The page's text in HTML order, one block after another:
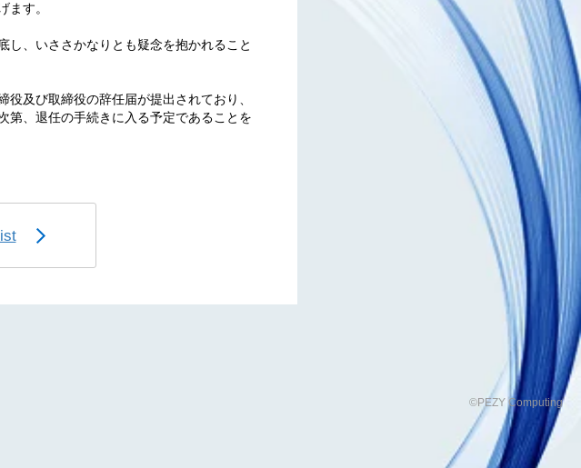
ます。
し、いささかなりとも疑念を抱かれること
及び取締役の辞任届が提出されており、
第、退任の手続きに入る予定であることを
©PEZY Computing